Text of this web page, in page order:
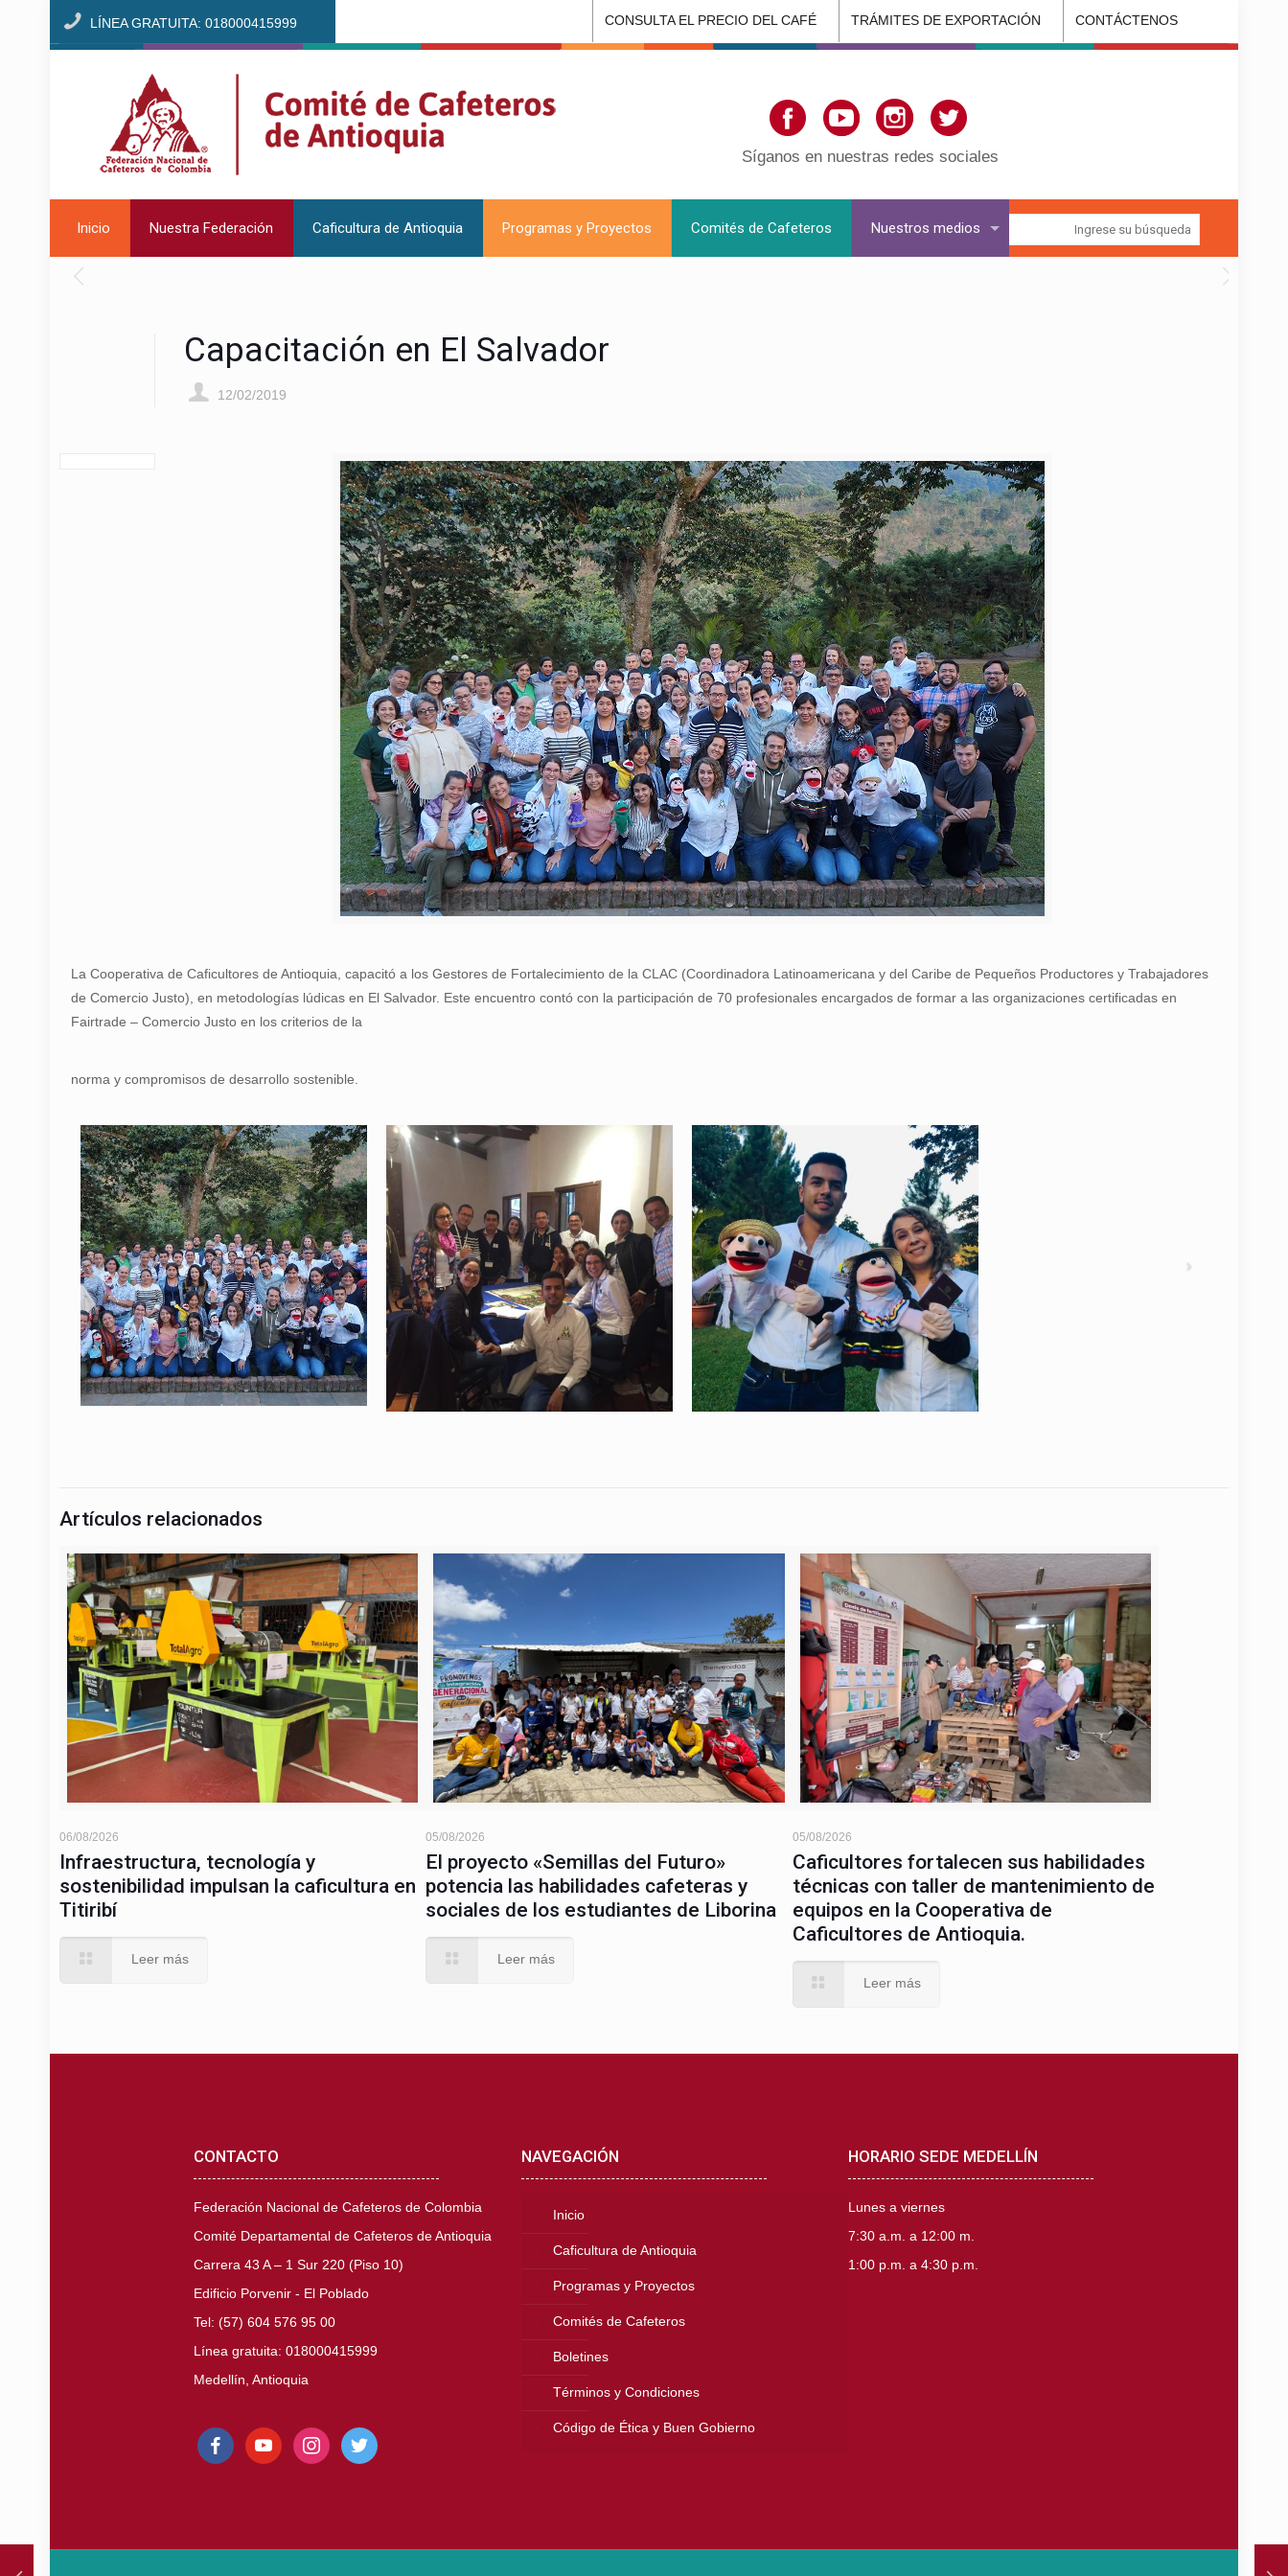
LÍNEA GRATUITA: 018000415999 CONSULTA EL PRECIO DEL CAFÉ TRÁMITES DE EXPORTACIÓN CONTÁCTENOS
Inicio Nuestra Federación Caficultura de Antioquia Programas y Proyectos Comités de Cafeteros Nuestros medios
Síganos en nuestras redes sociales
Capacitación en El Salvador
12/02/2019
La Cooperativa de Caficultores de Antioquia, capacitó a los Gestores de Fortalecimiento de la CLAC (Coordinadora Latinoamericana y del Caribe de Pequeños Productores y Trabajadores
de Comercio Justo), en metodologías lúdicas en El Salvador. Este encuentro contó con la participación de 70 profesionales encargados de formar a las organizaciones certificadas en
Fairtrade – Comercio Justo en los criterios de la
norma y compromisos de desarrollo sostenible.
Artículos relacionados
06/08/2026
Infraestructura, tecnología y
sostenibilidad impulsan la caficultura en
Titiribí
Leer más
05/08/2026
El proyecto «Semillas del Futuro»
potencia las habilidades cafeteras y
sociales de los estudiantes de Liborina
Leer más
05/08/2026
Caficultores fortalecen sus habilidades
técnicas con taller de mantenimiento de
equipos en la Cooperativa de
Caficultores de Antioquia.
Leer más
CONTACTO
Federación Nacional de Cafeteros de Colombia
Comité Departamental de Cafeteros de Antioquia
Carrera 43 A – 1 Sur 220 (Piso 10)
Edificio Porvenir - El Poblado
Tel: (57) 604 576 95 00
Línea gratuita: 018000415999
Medellín, Antioquia
facebookyoutube instagramtwitter
NAVEGACIÓN
Inicio
Caficultura de Antioquia
Programas y Proyectos
Comités de Cafeteros
Boletines
Términos y Condiciones
Código de Ética y Buen Gobierno
HORARIO SEDE MEDELLÍN
Lunes a viernes
7:30 a.m. a 12:00 m.
1:00 p.m. a 4:30 p.m.